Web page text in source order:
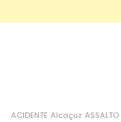
ACIDENTE Alcaçuz ASSALTO